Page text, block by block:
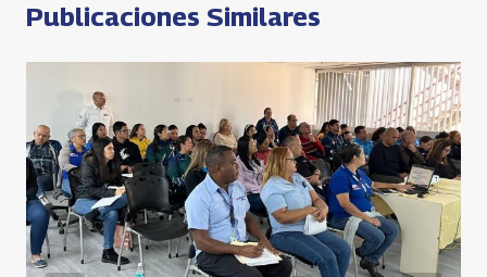
Publicaciones Similares